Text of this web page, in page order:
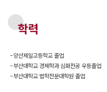
학력
-양산제일고등학교 졸업
-부산대학교 경제학과 심화전공 우등졸업
-부산대학교 법학전문대학원 졸업